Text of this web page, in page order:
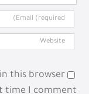
this browser
time I comment.